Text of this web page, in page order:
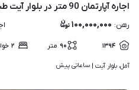
اجاره آپارتمان 90 متر در بلوار آیت طبقه 2
رهن: ۱۰۰,۰۰۰,۰۰۰
۱۳۹۴ ۹۰ متر ۲
آمل، بلوار آیت | ساعاتی پیش